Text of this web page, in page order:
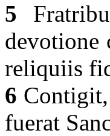
5
devotione
reliquiis
6
fuerat